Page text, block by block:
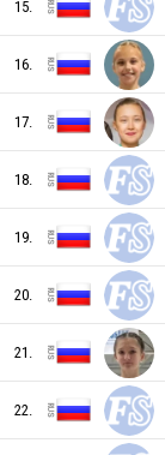
RUS
RUS
RUS
RUS
15.
16.
17.
18.
19.
20.
21.
22.